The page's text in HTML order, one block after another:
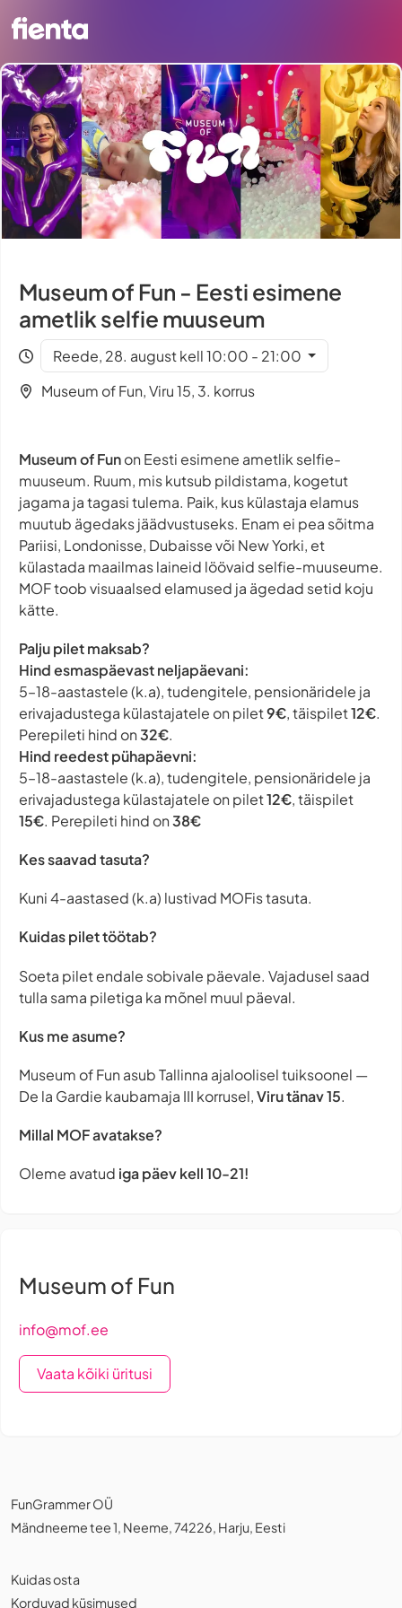
Museum of Fun - Eesti esimene
ametlik selfie muuseum
Reede, 28. august kell 10:00 - 21:00
Museum of Fun, Viru 15, 3. korrus
Museum of Funon Eesti esimene ametlik selfie-
muuseum. Ruum, mis kutsub pildistama, kogetut
jagama ja tagasi tulema. Paik, kus külastaja elamus
muutub ägedaks jäädvustuseks. Enam ei pea sõitma
Pariisi, Londonisse, Dubaisse või New Yorki, et
külastada maailmas laineid löövaid selfie-muuseume.
MOF toob visuaalsed elamused ja ägedad setid koju
kätte.
Palju pilet maksab?
Hind esmaspäevast neljapäevani:
5–18-aastastele (k.a), tudengitele, pensionäridele ja
erivajadustega külastajatele on pilet9€, täispilet12€.
Perepileti hind on32€.
Hind reedest pühapäevni:
5–18-aastastele (k.a), tudengitele, pensionäridele ja
erivajadustega külastajatele on pilet12€, täispilet
15€. Perepileti hind on38€
Kes saavad tasuta?
Kuni 4-aastased (k.a) lustivad MOFis tasuta.
Kuidas pilet töötab?
Soeta pilet endale sobivale päevale. Vajadusel saad
tulla sama piletiga ka mõnel muul päeval.
Kus me asume?
Museum of Fun asub Tallinna ajaloolisel tuiksoonel —
De la Gardie kaubamaja III korrusel,Viru tänav 15.
Millal MOF avatakse?
Oleme avatud iga päevkell 10-21!
Museum of Fun
info@mof.ee
Vaata kõiki üritusi
FunGrammer OÜ
Mändneeme tee 1, Neeme, 74226, Harju, Eesti
Kuidas osta
Korduvad küsimused